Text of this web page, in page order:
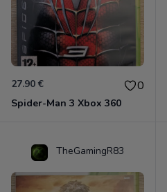
27.90 € 0
Spider-Man 3 Xbox 360
TheGamingR83